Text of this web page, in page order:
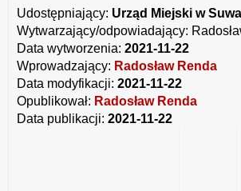
w57.pdf
Udostępniający: Urząd Miejski w
Wytwarzający/odpowiadający:
Data wytworzenia: 2021-11-22
Wprowadzający: Radosław Renda
Data modyfikacji: 2021-11-22
Opublikował: Radosław Renda
Data publikacji: 2021-11-22